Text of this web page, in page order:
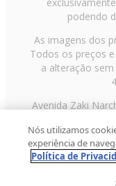
podendo
As imagens dos
Todos os preços
a alteração sem
Avenida Zaki
2013 Fast
Nós utilizamos
experiência de
Política de